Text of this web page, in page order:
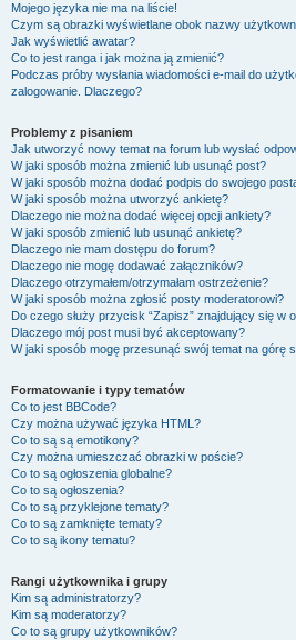
Mojego języka nie ma na liście!
Czym są obrazki wyświetlane obok nazwy
Jak wyświetlić awatar?
Co to jest ranga i jak można ją zmienić?
Podczas próby wysłania wiadomości e-mail do
zalogowanie. Dlaczego?
Problemy z pisaniem
Jak utworzyć nowy temat na forum lub wysłać
W jaki sposób można zmienić lub usunąć post?
W jaki sposób można dodać podpis do swojego
W jaki sposób można utworzyć ankietę?
Dlaczego nie można dodać więcej opcji ankiety?
W jaki sposób zmienić lub usunąć ankietę?
Dlaczego nie mam dostępu do forum?
Dlaczego nie mogę dodawać załączników?
Dlaczego otrzymałem/otrzymałam ostrzeżenie?
W jaki sposób można zgłosić posty moderatorowi?
Do czego służy przycisk “Zapisz” znajdujący się w
Dlaczego mój post musi być akceptowany?
W jaki sposób mogę przesunąć swój temat na górę
Formatowanie i typy tematów
Co to jest BBCode?
Czy można używać języka HTML?
Co to są są emotikony?
Czy można umieszczać obrazki w poście?
Co to są ogłoszenia globalne?
Co to są ogłoszenia?
Co to są przyklejone tematy?
Co to są zamknięte tematy?
Co to są ikony tematu?
Rangi użytkownika i grupy
Kim są administratorzy?
Kim są moderatorzy?
Co to są grupy użytkowników?